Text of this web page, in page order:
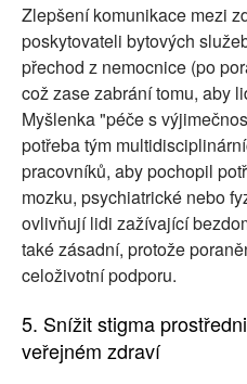
Zlepšení komunikace mezi
poskytovateli bytových
přechod z nemocnice (po
což zase zabrání tomu, aby
Myšlenka "péče s
potřeba tým
pracovníků, aby pochopil
mozku, psychiatrické nebo
ovlivňují lidi zažívající
také zásadní, protože
celoživotní podporu.
5. Snížit stigma
veřejném zdraví